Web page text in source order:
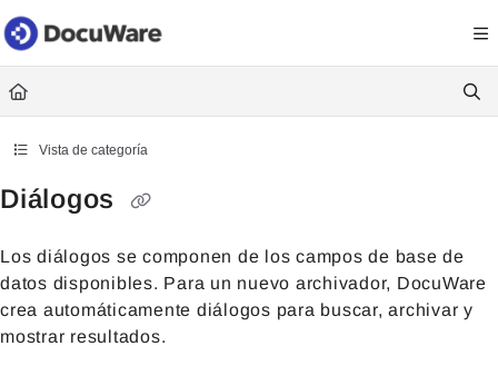
Documentation Index
Fetch the complete documentation index at: https://
Use this file to discover all available pages before exploring further.
Vista de categoría
Diálogos
Los diálogos se componen de los campos de base de
datos disponibles. Para un nuevo archivador, DocuWare
crea automáticamente diálogos para buscar, archivar y
mostrar resultados.